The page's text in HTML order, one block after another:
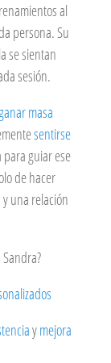
al
persona. Su
se sientan
sesión.
masa
sentirse
guiar ese
de hacer
una relación
ymejora